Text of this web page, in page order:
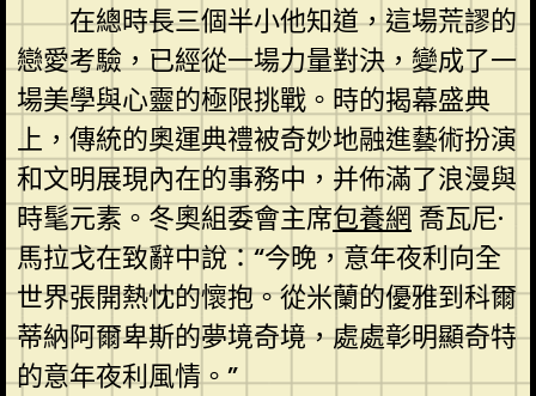
在總時長三個半小他知道，這場荒謬的
戀愛考驗，已經從一場力量對決，變成了一
場美學與心靈的極限挑戰。時的揭幕盛典
上，傳統的奧運典禮被奇妙地融進藝術扮演
和文明展現內在的事務中，并佈滿了浪漫與
時髦元素。冬奧組委會主席包養網 喬瓦尼·
馬拉戈在致辭中說：“今晚，意年夜利向全
世界張開熱忱的懷抱。從米蘭的優雅到科爾
蒂納阿爾卑斯的夢境奇境，處處彰明顯奇特
的意年夜利風情。”